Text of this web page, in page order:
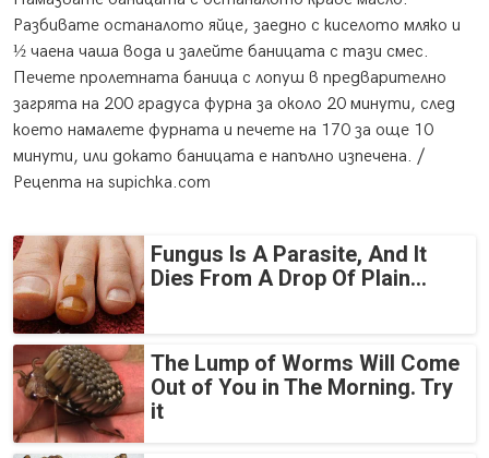
Разбивате останалото яйце, заедно с киселото мляко и
½ чаена чаша вода и залейте баницата с тази смес.
Печете пролетната баница с лопуш в предварително
загрята на 200 градуса фурна за около 20 минути, след
което намалете фурната и печете на 170 за още 10
минути, или докато баницата е напълно изпечена. /
Рецепта на supichka.com
Fungus Is A Parasite, And It
Dies From A Drop Of Plain...
The Lump of Worms Will Come
Out of You in The Morning. Try
it